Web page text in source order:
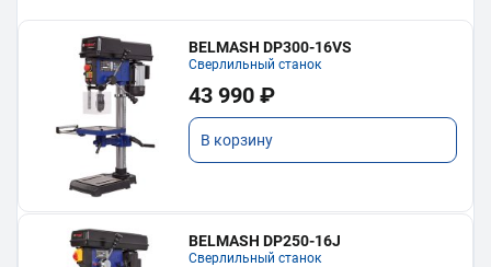
BELMASH DP300-16VS
Сверлильный станок
43 990 ₽
В корзину
BELMASH DP250-16J
Сверлильный станок